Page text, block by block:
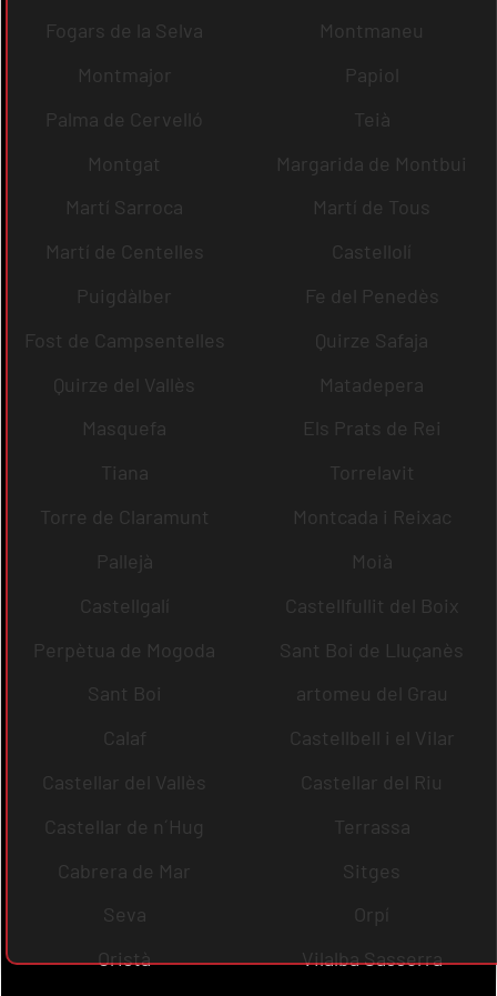
Fogars de la Selva
Montmaneu
Montmajor
Papiol
Palma de Cervelló
Teià
Montgat
Margarida de Montbui
Martí Sarroca
Martí de Tous
Martí de Centelles
Castellolí
Puigdàlber
Fe del Penedès
Fost de Campsentelles
Quirze Safaja
Quirze del Vallès
Matadepera
Masquefa
Els Prats de Rei
Tiana
Torrelavit
Torre de Claramunt
Montcada i Reixac
Pallejà
Moià
Castellgalí
Castellfullit del Boix
Perpètua de Mogoda
Sant Boi de Lluçanès
Sant Boi
artomeu del Grau
Calaf
Castellbell i el Vilar
Castellar del Vallès
Castellar del Riu
Castellar de n´Hug
Terrassa
Cabrera de Mar
Sitges
Seva
Orpí
Oristà
Vilalba Sasserra